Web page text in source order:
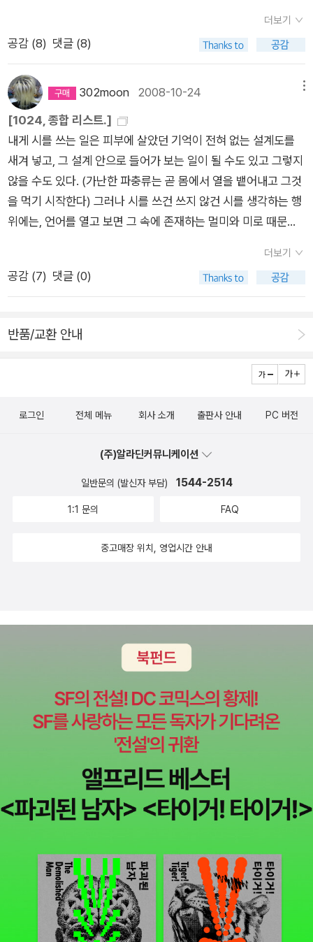
여.
는다면 용서할 수 있겠다. 또 그렇지 않으면 어떤가? 이 시집에서
시인은 끊임없이 사랑에 대해 이야기한다. 사랑이라 무어라고 정
의하는 것이 아니라 용서하지 말란다. 서로를 속이는 감정의 게임
에서 정답도 없고 정해진 길 따위는 더더욱 없는 것이다. 우리가
세상을 살아가는 동안 수없이 마주치는 사람들과의 관계도 마찬
가지일 터.무엇을 따로 떼어놓고 생각해 보아도 보이는 건 안개처
럼 희미할 뿐이다. 절대적인 것과 확실한 그 무엇은 아무것도 없
다. 내 존재를 확인할 수 있는 것은 바로 애무일 뿐! 애무하라 그
리고 살아 있음을 확인하라! 고 시인은 외친다. 이에 동의한다. 그
리고 그것을 가장 적확하게 표현하고 있는 시집 해설에 간만에 밑
줄 긋는다! 애무하기 좋은 밤이다.애무를 넘어 진정 사랑하는 사
람과의 접촉에는 고민도 순서도 있을 리 없다. 애인의 부드러운
살갗에 매혹되고 혀의 촉감에 넋 나간 사람이 다음 순간의 손놀림
더듬을 뿐이다. 애무는 최종의 완벽한 만족을 위해 거쳐야 할 단
자기 수중에 거머쥘 수 없다는 사실을 은연중 감지했지만 쉽사리
무의 윤리(조연정)’ 중에서090119-006
시와의 공연이었고 멤버1을 제외한 우리들은 크게 누군가를 좋아
하기 보다는 그 낭독회를 좋아해서 참석했다. '행복한 사람은 시
땐 이미 시간이 늦었다. 우린 입장하지 못했고, 그럼 우리가 가야
할 곳은 '여기가 아닌가? 그럼 어딘가?'로 잠시 행사의 제목을 빌
려 멘붕이 되었다. 얼른 정신을 차리고 근처 술집으로 갔다. 그때
부터 이어진 우리들의 이야기, 이야기, 이야기, 이야기 들. 그 이
야기들의 요지는 이렇다. 사실 이렇게 나이들어(평균연령 45세
쯤?) 낭독회에 참석하면서 이런 데 다니기엔 나이가 좀 있는 게
아닌가하는 소심함, 이 들곤 하는데 그럼에도 불구하고 자신과의
싸움에서 늘 이기는 우리는 작가와의 만남이나 낭독회에 부지런
히 참석한다. 농담삼아 사생팬이라는 표현까지 했지만 그 정도는
아니더라도 좋아하는 작가에 대한 애정을 애써 숨기지는 않는다.
그러면서 우리끼리 자학적인 개그를 했다. 우리가 늙어서 아무래
어 뒤에 다 세워놓았다는, 소설에서 시작하여 꼬리에 꼬리를 무는
놀지 않고 거기서 그걸 듣고 있는가!에 대한 규탄부터, 가짜 포스
은 시계를 보지 않는다.'고 했던가. 우리는 기가 막히게 행사가 끝
지 말까보다 하는 말까지 나왔지만 지하철 역 입구에 있는 양말
장수에게 가장 어려보이는 양말들을 선택하며 담엔 이거 신고 꼭
로 했다. 우리는 모두 책을 사랑한다. 출판사에서 책에 관한 일
인 팬인 멤버2가 있고, 책을 어마어마하게 사고 그것을 거의 다
준히 만날 수 있다는 것 또한 그에 못지 않게 소중한 기쁨이다.
릴 거부(?)한다면 식사 시간을 늦추면서까지 낭독회에 입장하지
못해도 좋다. 낭독회를 목적으로 만나 자학 개그만 두 시간 해도
충분히 좋다. 개인적인 사정(추위와 육아?)으로 참석하지 못하지
도 시계를 보지 않을 테다!!!! 부록 : 사생팬의 대상들 멤버 0이
사랑하는 시인 - 담에 만나면 꼭 물어보겠음.멤버 1이 사랑하는
시인 - 강정, 그러나 어제는 백가흠 소설가 보러 감. 그럼에도 불
보선, 심빠인 듯하니 심보선 시인의 경계가 요구됨.멤버 3이 사랑
하는 시인 - 김소연, 유일하게 여자를 좋아하심. 멤버 4가 사랑하
는 시인 - 오은. * 본 내용은 은희경 소설가의 소설 [행복
한 사람은 시계를 보지 않는다]와 내용상 관계가 없습니다. 하지
더보기
공감 (8) 댓글 (8)
302moon 2008-10-24
[1024, 종합 리스트.]
내게 시를 쓰는 일은 피부에 살았던 기억이 전혀 없는 설계도를
새겨 넣고, 그 설계 안으로 들어가 보는 일이 될 수도 있고 그렇지
않을 수도 있다. (가난한 파충류는 곧 몸에서 열을 뱉어내고 그것
을 먹기 시작한다) 그러나 시를 쓰건 쓰지 않건 시를 생각하는 행
위에는, 언어를 열고 보면 그 속에 존재하는 멀미와 미로 때문에
이라고 보기엔 너무나 원초적인 주저함에 가까워서 우리는 조금
씩 열렬한 불순물에 가까워질 뿐이다. 너무 선명한 고해가 피로해
가두지 못했다.이 시집은 세계를 활공하는 두두에게 바친다. ('시
인의 말'에서) - 김경주시집 <기담>은 시도 극도 아닌, 하지만 시
도 극도 아직 실현해보지 못한 장르 미상의 어떤 새로운 예술적
이 미지의 것이며, 자신이 온몸으로 그곳을 향해 나아갈 때 그 정
는 모험가와 같다. 이 심미적 모험가의 길에 결코 포기는 없다.:
나는 그 모험가의 손을 다시금 잡으려 한다. 미리 주문해놓고, 리
스트 작성 중. 신간 코너에서 발견하자마자, 와우 소리치고 있었
것. 시험관에 든 출렁이는 혈액, 유리에 비친 불순물의 흔적. 들여
소소한 소동극. 그 중심에는 스무 살, 여린 감수성을 지닌 젊은 날
의 그림자가 있다.<당신의 조각들>에는 각박한 도시의 삶을 살
아가는 세대를 위한, 그 터널을 지나오면서 자기 자신에게 스스로
위안을 건네준 희미한 희망이 담겨져 있다. 소설은 시종일관 건조
한 분위기를 유지하면서 어느 순간 불현듯 가슴을 툭 치며 괜찮다
고 위로한다. : 그의 글에서, 나의 그림자를 덧씌울 수 있겠지. 우
리가 지나친, 앞으로 지나칠 무수한 터널 앞에 순간의 망설임을
담고, 더듬더듬 길을 찾아 헤맬 때의 긴장과 땀을 담고, 꿋꿋하게
빠져나왔을 때의 안도와 거뜬한 의지, 해냈다는 성취감을 담고….
은근슬쩍 건네는 희망의 메시지. 어느새 툭툭 털고 일어나 다시
더럽게 나를 치장하던 색. 소년이게 했고 시인이게 했고, 뒷골목
을 헤매게 했던 그 색은 이젠 내게 없다. 섭섭하게도나는 나를 만
들었다. 나를 만드는 건 사과를 베어 무는 것보다 쉬웠다. 그러나
나는 푸른색의 기억으로 살 것이다. 늙어서도 젊은 수 있는 것. 푸
더보기
공감 (7) 댓글 (0)
반품/교환 안내
로그인 전체 메뉴 회사 소개 출판사 안내 PC 버전
(주)알라딘커뮤니케이션
일반문의 (발신자 부담) 1544-2514
1:1 문의 FAQ
중고매장 위치, 영업시간 안내